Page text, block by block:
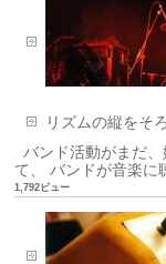
リズムの縦をそ
バンド活動がまだ
て、 バンドが音楽に
1,792ビュー